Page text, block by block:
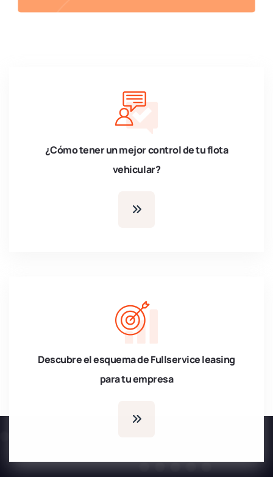
¿Cómo tener un mejor control de tu flota
vehicular?
Descubre el esquema de Fullservice leasing
para tu empresa